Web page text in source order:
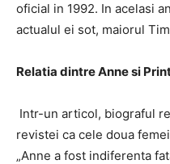
oficial in 1992. In acelasi
actualul ei sot, maiorul
Relatia dintre Anne si
Intr-un articol, biograful
revistei ca cele doua
„Anne a fost indiferenta